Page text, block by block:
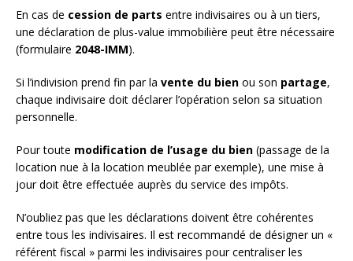
En cas de cession de parts entre indivisaires ou à un tiers,
une déclaration de plus-value immobilière peut être nécessaire
(formulaire 2048-IMM).
Si l’indivision prend fin par la vente du bien ou son partage,
chaque indivisaire doit déclarer l’opération selon sa situation
personnelle.
Pour toute modification de l’usage du bien (passage de la
location nue à la location meublée par exemple), une mise à
jour doit être effectuée auprès du service des impôts.
N’oubliez pas que les déclarations doivent être cohérentes
entre tous les indivisaires. Il est recommandé de désigner un «
référent fiscal » parmi les indivisaires pour centraliser les